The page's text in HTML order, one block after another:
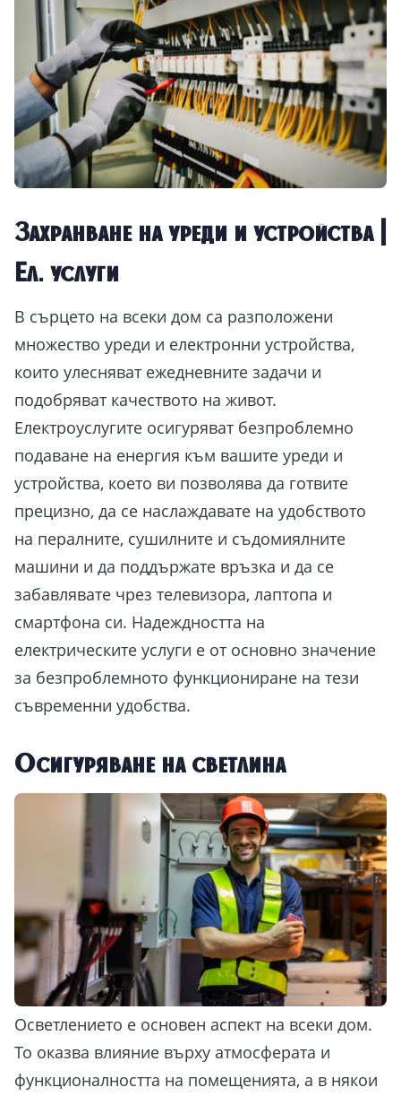
Захранване на уреди и устройства |
Ел. услуги
В сърцето на всеки дом са разположени
множество уреди и електронни устройства,
които улесняват ежедневните задачи и
подобряват качеството на живот.
Електроуслугите осигуряват безпроблемно
подаване на енергия към вашите уреди и
устройства, което ви позволява да готвите
прецизно, да се наслаждавате на удобството
на пералните, сушилните и съдомиялните
машини и да поддържате връзка и да се
забавлявате чрез телевизора, лаптопа и
смартфона си. Надеждността на
електрическите услуги е от основно значение
за безпроблемното функциониране на тези
съвременни удобства.
Осигуряване на светлина
Осветлението е основен аспект на всеки дом.
То оказва влияние върху атмосферата и
функционалността на помещенията, а в някои